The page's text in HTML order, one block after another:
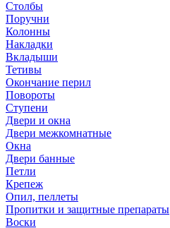
Столбы
Поручни
Колонны
Накладки
Вкладыши
Тетивы
Окончание перил
Повороты
Ступени
Двери и окна
Двери межкомнатные
Окна
Двери банные
Петли
Крепеж
Опил, пеллеты
Пропитки и защитные препараты
Воски